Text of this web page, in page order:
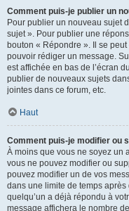
Comment puis-je publier un
Pour publier un nouveau sujet
sujet ». Pour publier une
bouton « Répondre ». Il se
pouvoir rédiger un message.
est affichée en bas de l’écran
publier de nouveaux sujets
jointes dans ce forum, etc.
Haut
Comment puis-je modifier ou
À moins que vous ne soyez un
vous ne pouvez modifier ou
pouvez modifier un de vos
dans une limite de temps
quelqu’un a déjà répondu à
message affichera le nombre